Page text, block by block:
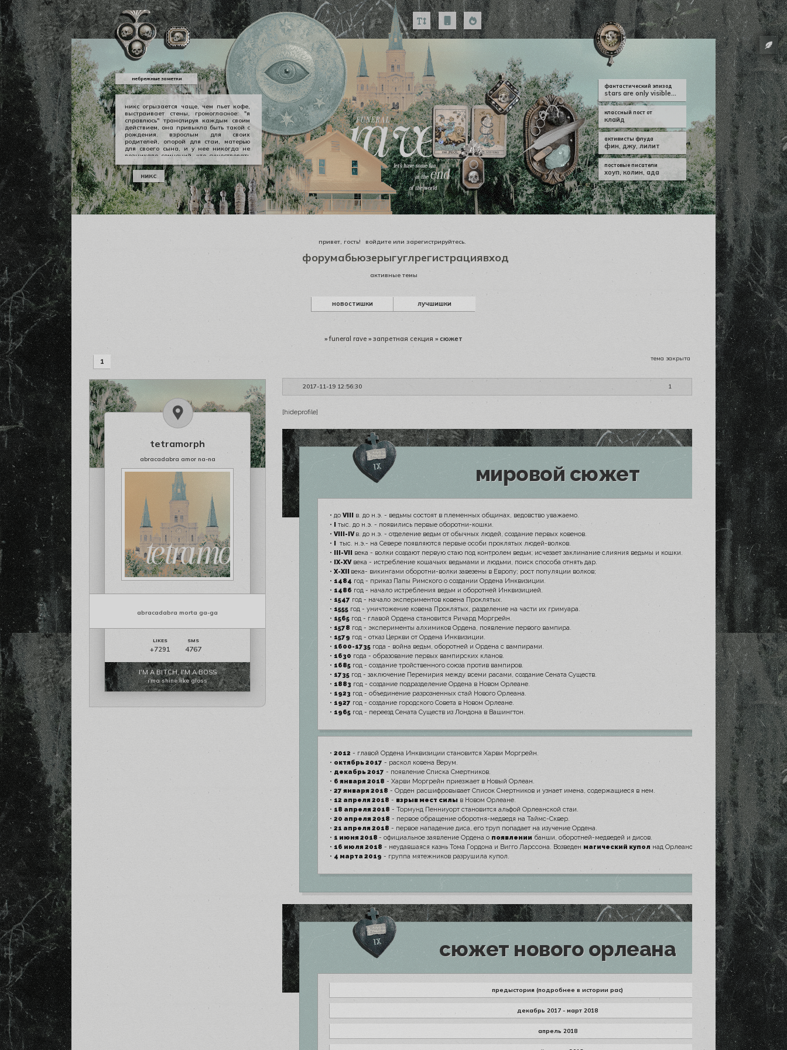
фантастический эпизод
stars are only visible...
классный пост от
клайд
активисты флуда
фин, джу, лилит
постовые писатели
хоуп, колин, ада
никс огрызается чаще, чем пьет кофе,
выстраивает стены, громогласное: "я
справлюсь" транслируя каждым своим
действием, она привыкла быть такой с
рождения. взрослым для своих
родителей, опорой для стаи, матерью
для своего сына, и у нее никогда не
возникало сомнений, что существовать
можно в принципе своем как-то иначе.
у никс опора — она сама, даже если
уже давно изломанная, совершенно
ненадежная, но помощи она просит
тогда, когда не остается уже выбора.
никс
небрежные заметки
форумабьюзерыгуглрегистрациявход
активные темы
новостишки лучшишки
привет, гость! войдитеили зарегистрируйтесь.
»funeral rave » запретная секция » сюжет
1 тема закрыта
1
2017-11-19 12:56:30
tetramorph
abracadabra amor na-na
abracadabra morta ga-ga
+7291 4767
I'M A BITCH, I'M A BOSS
i'ma shine like gloss
[hideprofile]
мировой сюжет
• до VIII в. до н.э. - ведьмы состоят в племенных общинах, ведовство уважаемо.
• I тыс. до н.э. - появились первые оборотни-кошки.
• VIII-IVв. до н.э. - отделение ведьм от обычных людей, создание первых ковенов.
• I тыс. н.э.- на Севере появляются первые особи проклятых людей-волков.
• III-VII века - волки создают первую стаю под контролем ведьм; исчезает заклинание слияния ведьмы и кошки.
• IX-XVвека - истребление кошачьих ведьмами и людьми, поиск способа отнять дар.
• X-XII века- викингами оборотни-волки завезены в Европу; рост популяции волков;
• 1484 год - приказ Папы Римского о создании Ордена Инквизиции.
• 1486 год - начало истребления ведьм и оборотней Инквизицией.
• 1547 год - начало экспериментов ковена Проклятых.
• 1555 год - уничтожение ковена Проклятых, разделение на части их гримуара.
• 1565 год - главой Ордена становится Ричард Моргрейн.
• 1578 год - эксперименты алхимиков Ордена, появление первого вампира.
• 1579 год - отказ Церкви от Ордена Инквизиции.
• 1600-1735 года - война ведьм, оборотней и Ордена с вампирами.
• 1630 года - образование первых вампирских кланов.
• 1685 год - создание тройственного союза против вампиров.
• 1735 год - заключение Перемирия между всеми расами, создание Сената Существ.
• 1883 год - создание подразделение Ордена в Новом Орлеане.
• 1923 год - объединение разрозненных стай Нового Орлеана.
• 1927 год - создание городского Совета в Новом Орлеане.
• 1965 год - переезд Сената Существ из Лондона в Вашингтон.
• 2012 - главой Ордена Инквизиции становится Харви Моргрейн.
• октябрь 2017 - раскол ковена Верум.
• декабрь 2017 - появление Списка Смертников.
• 6 января 2018 - Харви Моргрейн приезжает в Новый Орлеан.
• 27 января 2018 - Орден расшифровывает Список Смертников и узнает имена, содержащиеся в нем.
• 12 апреля 2018 - взрыв мест силы в Новом Орлеане.
• 18 апреля 2018 - Тормунд Пенниуорт становится альфой Орлеанской стаи.
• 20 апреля 2018 - первое обращение оборотня-медведя на Таймс-Сквер.
• 21 апреля 2018 - первое нападение диса, его труп попадает на изучение Ордена.
• 1 июня 2018 - официальное заявление Ордена о появлении банши, оборотней-медведей и дисов.
• 16 июля 2018 - неудавшаяся казнь Тома Гордона и Вигго Ларссона. Возведен магический купол над Орлеаном.
• 4 марта 2019 - группа мятежников разрушила купол.
сюжет нового орлеана
предыстория (подробнее в истории рас)
декабрь 2017 - март 2018
апрель 2018